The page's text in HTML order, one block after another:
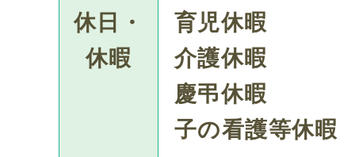
休日・
休暇
育児休暇
介護休暇
慶弔休暇
子の看護等休暇